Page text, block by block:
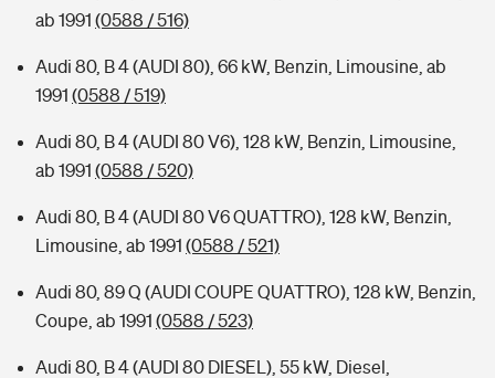
ab 1991 (0588 / 516)
Audi 80, B 4 (AUDI 80), 66 kW, Benzin, Limousine, ab
1991 (0588 / 519)
Audi 80, B 4 (AUDI 80 V6), 128 kW, Benzin, Limousine,
ab 1991 (0588 / 520)
Audi 80, B 4 (AUDI 80 V6 QUATTRO), 128 kW, Benzin,
Limousine, ab 1991 (0588 / 521)
Audi 80, 89 Q (AUDI COUPE QUATTRO), 128 kW, Benzin,
Coupe, ab 1991 (0588 / 523)
Audi 80, B 4 (AUDI 80 DIESEL), 55 kW, Diesel,